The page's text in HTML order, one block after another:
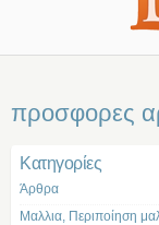
προσφορες
Kατηγορίες
Άρθρα
Μαλλια, Περιποίηση